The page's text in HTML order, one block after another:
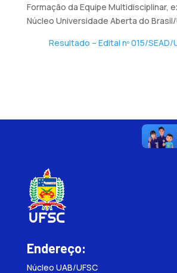
Formação da Equipe Multidisciplinar,
Núcleo Universidade Aberta do Brasil/
Resultado – Edital nº 015/SEAD/
Endereço:
Núcleo UAB/UFSC